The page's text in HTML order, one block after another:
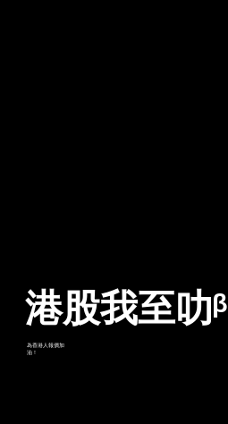
港股我至叻ᵝ
為香港人報價加
油！